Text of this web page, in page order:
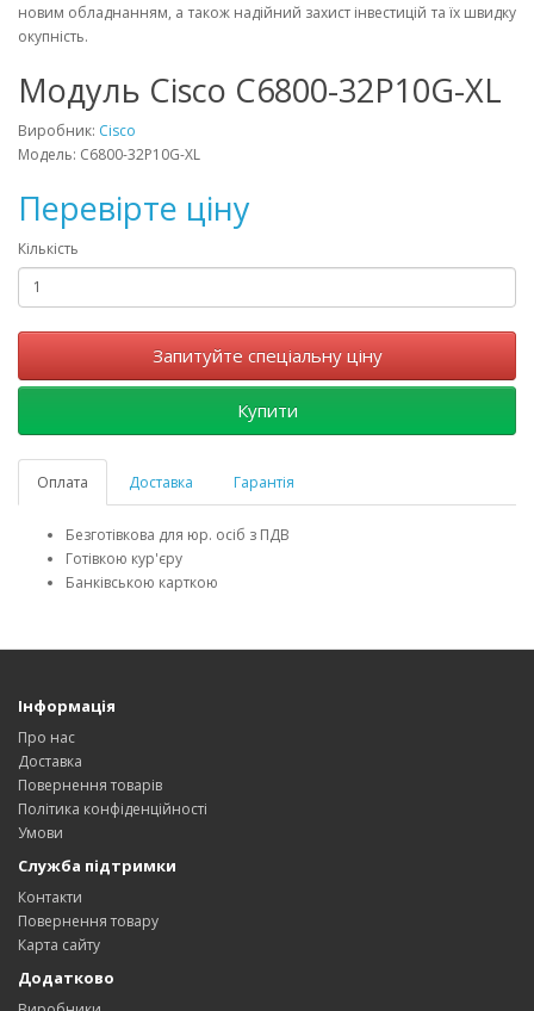
новим обладнанням, а також надійний захист інвестицій та їх швидку
окупність.
Модуль Cisco C6800-32P10G-XL
Виробник: Cisco
Модель: C6800-32P10G-XL
Перевірте ціну
Кількість
Запитуйте спеціальну ціну
Купити
Оплата Доставка Гарантія
Безготівкова для юр. осіб з ПДВ
Готівкою кур'єру
Банківською карткою
Інформація
Про нас
Доставка
Повернення товарів
Політика конфіденційності
Умови
Служба підтримки
Контакти
Повернення товару
Карта сайту
Додатково